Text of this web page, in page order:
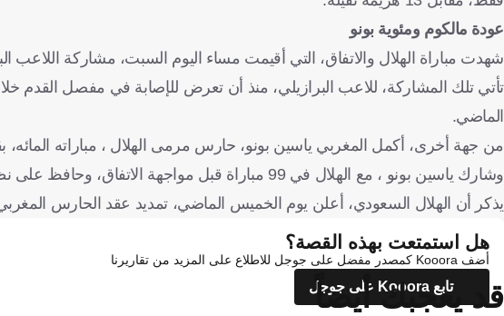
عودة مالكوم ومئوية بونو
شهدت مباراة الهلال والاتفاق، التي أقيمت مساء اليوم السبت، مشاركة اللاعب البرازيلي
الماضي.
من جهة أخرى، أكمل المغربي ياسين بونو، حارس مرمى الهلال ، مباراته المائه،
وشارك ياسين بونو ، مع الهلال في 99 مباراة قبل مواجهة الاتفاق، وحافظ على نظافة شباكه في 38 لقاء منهم.
يذكر أن الهلال السعودي، أعلن يوم الخميس الماضي، تمديد عقد الحارس
هل استمتعت بهذه القصة؟
أضف Kooora كمصدر مفضل على جوجل للاطلاع على المزيد من تقاريرنا
تابع Kooora على جوجل
قد يعجبك أيضاً